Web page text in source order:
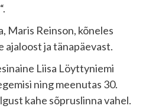
Maris Reinson, kõneles
ajaloost ja tänapäevast.
Liisa Löyttyniemi
ning meenutas 30.
kahe sõpruslinna vahel.